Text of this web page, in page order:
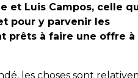
et Luis Campos, celle
pour y parvenir les
prêts à faire une offre à
les choses sont